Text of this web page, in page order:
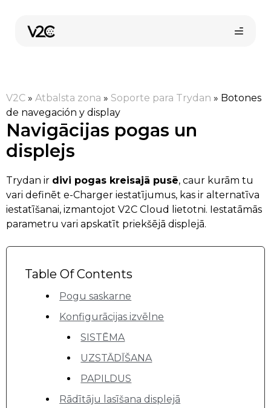
content
V2C » Atbalsta zona » Soporte para Trydan » Botones
de navegación y display
Navigācijas pogas un
displejs
Trydan ir divi pogas kreisajā pusē, caur kurām tu
vari definēt e-Charger iestatījumus, kas ir alternatīva
iestatīšanai, izmantojot V2C Cloud lietotni. Iestatāmās
parametru vari apskatīt priekšējā displejā.
Table Of Contents
Pogu saskarne
Konfigurācijas izvēlne
SISTĒMA
UZSTĀDĪŠANA
PAPILDUS
Rādītāju lasīšana displejā